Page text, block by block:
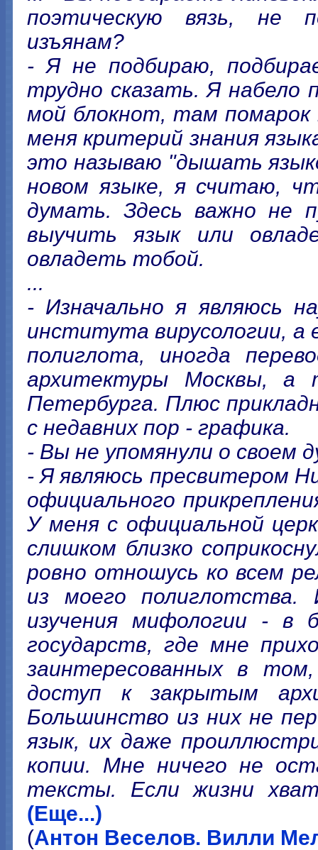
поэтическую вязь, не
изъянам?
- Я не подбираю,
трудно сказать. Я набело
мой блокнот, там помарок
меня критерий знания
это называю "дышать
новом языке, я считаю,
думать. Здесь важно не
выучить язык или
овладеть тобой.
...
- Изначально я являюсь
института вирусологии,
полиглота, иногда
архитектуры Москвы,
Петербурга. Плюс
с недавних пор - графика.
- Вы не упомянули о своем
- Я являюсь пресвитером
официального
У меня с официальной
слишком близко
ровно отношусь ко всем
из моего полиглотства.
изучения мифологии - в
государств, где мне
заинтересованных в
доступ к закрытым
Большинство из них не
язык, их даже
копии. Мне ничего не
тексты. Если жизни
(Еще...)
(Антон Веселов. Вилли